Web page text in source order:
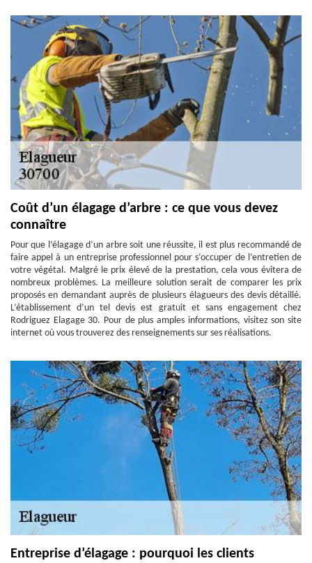
Coût d’un élagage d’arbre : ce que vous devez
connaître
Pour que l’élagage d’un arbre soit une réussite, il est plus recommandé de
faire appel à un entreprise professionnel pour s’occuper de l’entretien de
votre végétal. Malgré le prix élevé de la prestation, cela vous évitera de
nombreux problèmes. La meilleure solution serait de comparer les prix
proposés en demandant auprès de plusieurs élagueurs des devis détaillé.
L’établissement d’un tel devis est gratuit et sans engagement chez
Rodriguez Elagage 30. Pour de plus amples informations, visitez son site
internet où vous trouverez des renseignements sur ses réalisations.
Entreprise d’élagage : pourquoi les clients